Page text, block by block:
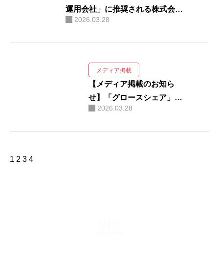
運用会社」に推奨される株式会社
キングプロテアの新サービス「グ
2026.03.28
メディア掲載
【メディア掲載のお知ら
せ】「グロースシェア」が
財経新聞に掲載されました
2026.03.28
1 2 3 4